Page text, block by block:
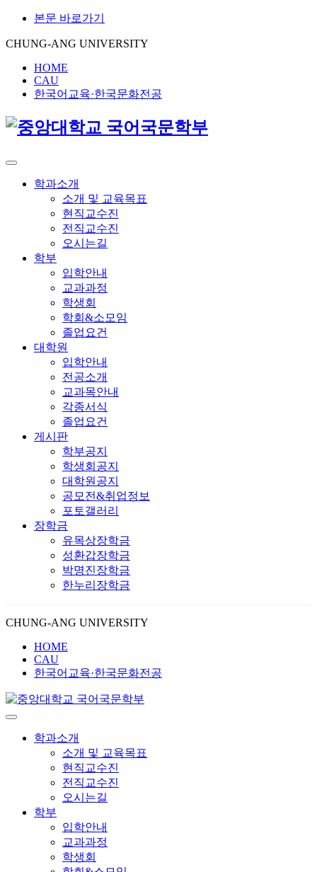
본문 바로가기
CHUNG-ANG UNIVERSITY
HOME
CAU
한국어교육·한국문화전공
학과소개
소개 및 교육목표
현직교수진
전직교수진
오시는길
학부
입학안내
교과과정
학생회
학회&소모임
졸업요건
대학원
입학안내
전공소개
교과목안내
각종서식
졸업요건
게시판
학부공지
학생회공지
대학원공지
공모전&취업정보
포토갤러리
장학금
유목상장학금
성환갑장학금
박명진장학금
한누리장학금
CHUNG-ANG UNIVERSITY
HOME
CAU
한국어교육·한국문화전공
학과소개
소개 및 교육목표
현직교수진
전직교수진
오시는길
학부
입학안내
교과과정
학생회